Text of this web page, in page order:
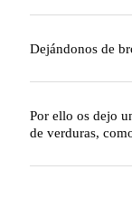
Dejándonos de
Por ello os dejo
de verduras,